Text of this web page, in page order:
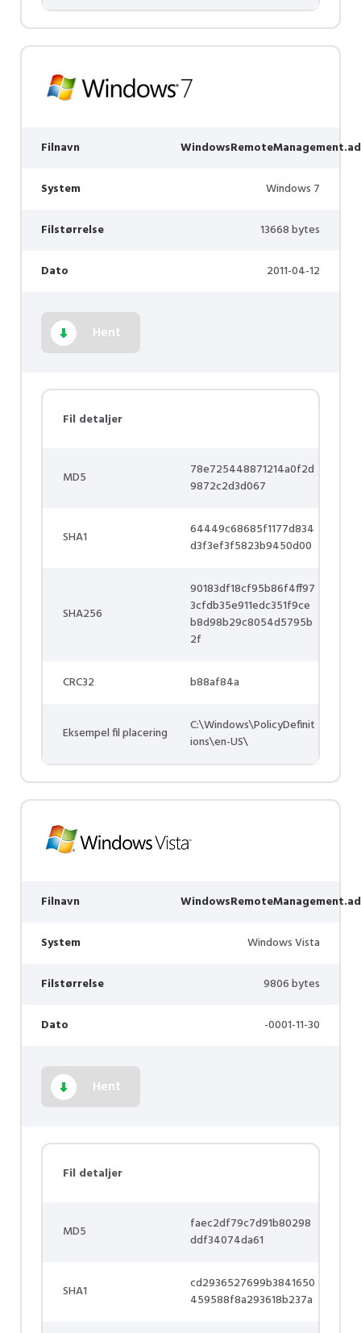
Filnavn
System Windows 7
Filstørrelse 13668 bytes
Dato 2011-04-12
Hent
Fil detaljer
MD5
78e725448871214a0f2d
9872c2d3d067
SHA1
64449c68685f1177d834
d3f3ef3f5823b9450d00
SHA256
90183df18cf95b86f4ff97
3cfdb35e911edc351f9ce
b8d98b29c8054d5795b
2f
CRC32 b88af84a
Eksempel fil placering
C:\Windows\PolicyDefinit
ions\en-US\
Filnavn
System Windows Vista
Filstørrelse 9806 bytes
Dato -0001-11-30
Hent
Fil detaljer
MD5
faec2df79c7d91b80298
ddf34074da61
SHA1
cd2936527699b3841650
459588f8a293618b237a